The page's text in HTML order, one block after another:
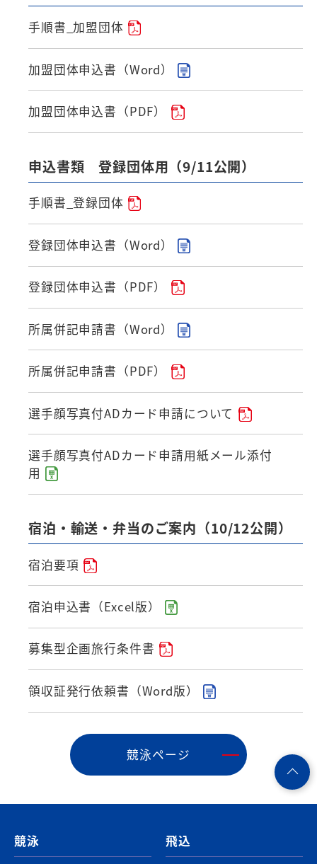
手順書_加盟団体
加盟団体申込書（Word）
加盟団体申込書（PDF）
申込書類 登録団体用（9/11公開）
手順書_登録団体
登録団体申込書（Word）
登録団体申込書（PDF）
所属併記申請書（Word）
所属併記申請書（PDF）
選手顔写真付ADカード申請について
選手顔写真付ADカード申請用紙メール添付
用
宿泊・輸送・弁当のご案内（10/12公開）
宿泊要項
宿泊申込書（Excel版）
募集型企画旅行条件書
領収証発行依頼書（Word版）
競泳ページ
競泳
飛込